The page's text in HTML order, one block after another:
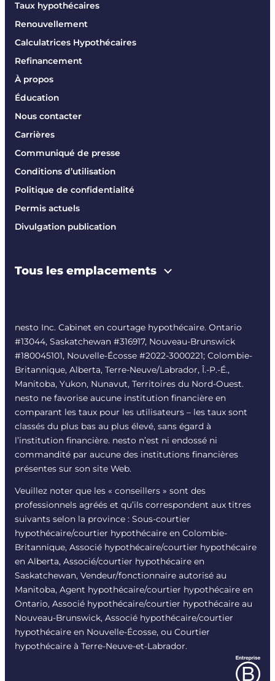
Taux hypothécaires
Renouvellement
Calculatrices Hypothécaires
Refinancement
À propos
Éducation
Nous contacter
Carrières
Communiqué de presse
Conditions d’utilisation
Politique de confidentialité
Permis actuels
Divulgation publication
Tous les emplacements
nesto Inc. Cabinet en courtage hypothécaire. Ontario
#13044, Saskatchewan #316917, Nouveau-Brunswick
#180045101, Nouvelle-Écosse #2022-3000221; Colombie-
Britannique, Alberta, Terre-Neuve/Labrador, Î.-P.-É.,
Manitoba, Yukon, Nunavut, Territoires du Nord-Ouest.
nesto ne favorise aucune institution financière en
comparant les taux pour les utilisateurs – les taux sont
classés du plus bas au plus élevé, sans égard à
l’institution financière. nesto n’est ni endossé ni
commandité par aucune des institutions financières
présentes sur son site Web.
Veuillez noter que les « conseillers » sont des
professionnels agréés et qu’ils correspondent aux titres
suivants selon la province : Sous-courtier
hypothécaire/courtier hypothécaire en Colombie-
Britannique, Associé hypothécaire/courtier hypothécaire
en Alberta, Associé/courtier hypothécaire en
Saskatchewan, Vendeur/fonctionnaire autorisé au
Manitoba, Agent hypothécaire/courtier hypothécaire en
Ontario, Associé hypothécaire/courtier hypothécaire au
Nouveau-Brunswick, Associé hypothécaire/courtier
hypothécaire en Nouvelle-Écosse, ou Courtier
hypothécaire à Terre-Neuve-et-Labrador.